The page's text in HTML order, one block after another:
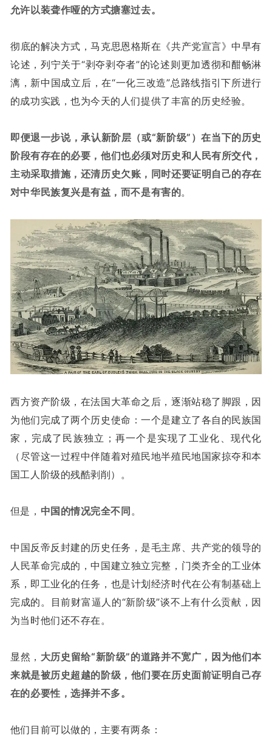
允许以装聋作哑的方式搪塞过去。
彻底的解决方式，马克思恩格斯在《共产党宣言》中早有
论述，列宁关于“剥夺剥夺者”的论述则更加透彻和酣畅淋
漓，新中国成立后，在“一化三改造”总路线指引下所进行
的成功实践，也为今天的人们提供了丰富的历史经验。
即便退一步说，承认新阶层（或“新阶级”）在当下的历史
阶段有存在的必要，他们也必须对历史和人民有所交代，
主动采取措施，还清历史欠账，同时还要证明自己的存在
对中华民族复兴是有益，而不是有害的。
西方资产阶级，在法国大革命之后，逐渐站稳了脚跟，因
为他们完成了两个历史使命：一个是建立了各自的民族国
家，完成了民族独立；再一个是实现了工业化、现代化
（尽管这一过程中伴随着对殖民地半殖民地国家掠夺和本
国工人阶级的残酷剥削）。
但是， 中国的情况完全不同 。
中国反帝反封建的历史任务，是毛主席、共产党的领导的
人民革命完成的，中国建立独立完整，门类齐全的工业体
系，即工业化的任务，也是计划经济时代在公有制基础上
完成的。目前财富逼人的“新阶级”谈不上有什么贡献，因
为当时他们还不存在。
显然， 大历史留给“新阶级”的道路并不宽广，因为他们本
来就是被历史超越的阶级 ，他们要在历史面前证明自己存
在的必要性，选择并不多。
他们目前可以做的，主要有两条：